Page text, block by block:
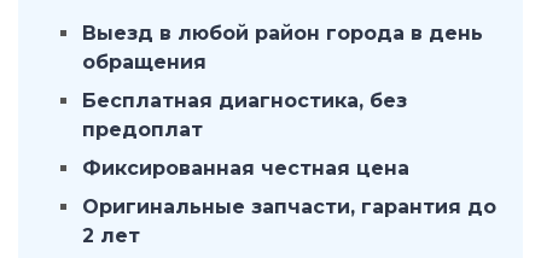
Выезд в любой район города в день
обращения
Бесплатная диагностика, без
предоплат
Фиксированная честная цена
Оригинальные запчасти, гарантия до
2 лет